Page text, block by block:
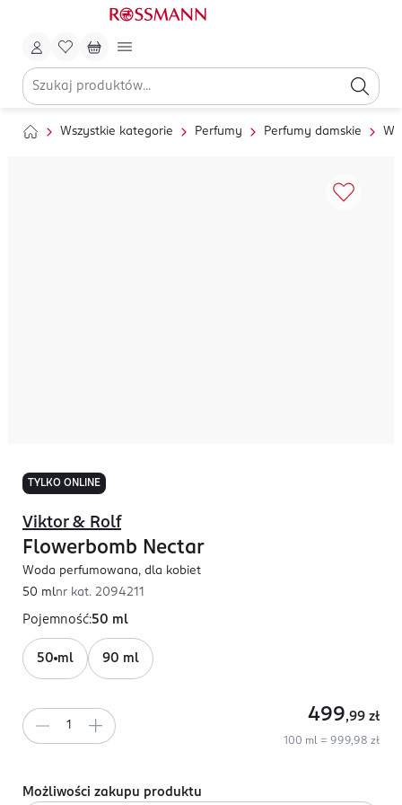
Wszystkie kategorie Perfumy Perfumy damskie
TYLKO ONLINE
Viktor & Rolf
Flowerbomb Nectar
Woda perfumowana, dla kobiet
50 mlnr kat. 2094211
Pojemność:50 ml
50 ml 90 ml
499,99 zł
100 ml = 999,98 zł
Możliwości zakupu produktu